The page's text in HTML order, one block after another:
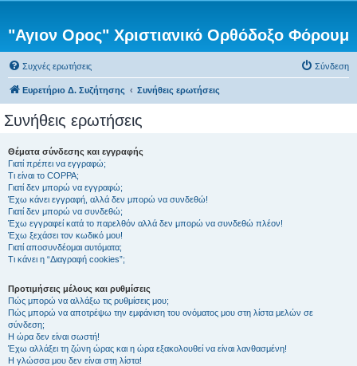
"Αγιον Ορος" Χριστιανικό Ορθόδοξο Φόρουμ
Συχνές ερωτήσεις Σύνδεση
Ευρετήριο Δ. Συζήτησης Συνήθεις ερωτήσεις
Συνήθεις ερωτήσεις
Θέματα σύνδεσης και εγγραφής
Γιατί πρέπει να εγγραφώ;
Τι είναι το COPPA;
Γιατί δεν μπορώ να εγγραφώ;
Έχω κάνει εγγραφή, αλλά δεν μπορώ να συνδεθώ!
Γιατί δεν μπορώ να συνδεθώ;
Έχω εγγραφεί κατά το παρελθόν αλλά δεν μπορώ να συνδεθώ πλέον!
Έχω ξεχάσει τον κωδικό μου!
Γιατί αποσυνδέομαι αυτόματα;
Τι κάνει η “Διαγραφή cookies”;
Προτιμήσεις μέλους και ρυθμίσεις
Πώς μπορώ να αλλάξω τις ρυθμίσεις μου;
Πώς μπορώ να αποτρέψω την εμφάνιση του ονόματος μου στη λίστα μελών σε
σύνδεση;
Η ώρα δεν είναι σωστή!
Έχω αλλάξει τη ζώνη ώρας και η ώρα εξακολουθεί να είναι λανθασμένη!
Η γλώσσα μου δεν είναι στη λίστα!